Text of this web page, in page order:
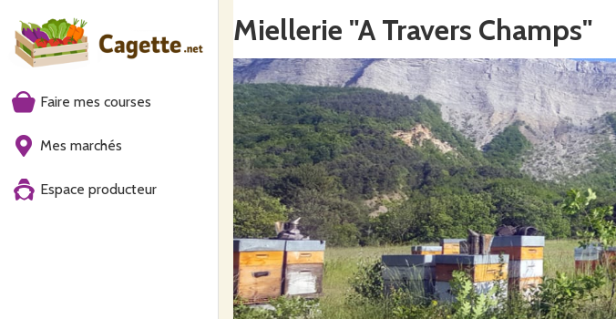
Faire mes courses
Mes marchés
Espace producteur
Miellerie "A Travers Champs"